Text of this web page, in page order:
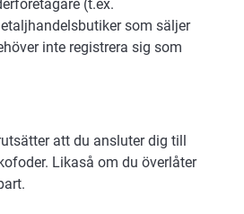
(t.ex.
som säljer
inte registrera sig som
att du ansluter dig till
Likaså om du överlåter